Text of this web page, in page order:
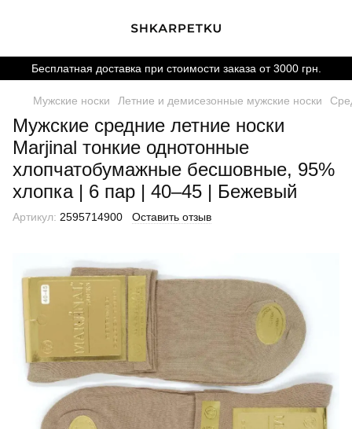
Бесплатная доставка при стоимости заказа от 3000 грн.
Мужские носки Летние и демисезонные мужские носки
Мужские средние летние носки
Marjinal тонкие однотонные
хлопчатобумажные бесшовные, 95%
хлопка | 6 пар | 40–45 | Бежевый
Артикул: 2595714900 Оставить отзыв